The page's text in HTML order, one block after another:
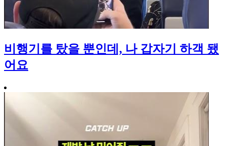
비행기를 탔을 뿐인데, 나 갑자기 하객 됐
어요